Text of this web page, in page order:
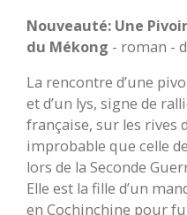
Nouveauté: Une
du Mékong - roman -
La rencontre d’une
et d’un lys, signe de
française, sur les rives
improbable que celle
lors de la Seconde
Elle est la fille d’un
en Cochinchine pour